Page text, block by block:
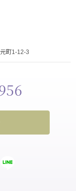
町1-12-3